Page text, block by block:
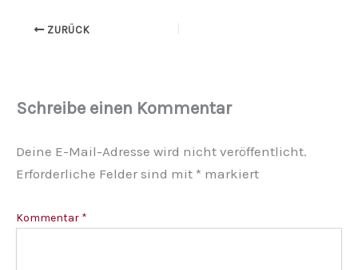
ZURÜCK
Schreibe einen Kommentar
Deine E-Mail-Adresse wird nicht veröffentlicht.
Erforderliche Felder sind mit * markiert
Kommentar *